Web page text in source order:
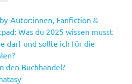
Autor:innen, Fanfiction &
Was du 2025 wissen musst
darf und sollte ich für die
den Buchhandel?